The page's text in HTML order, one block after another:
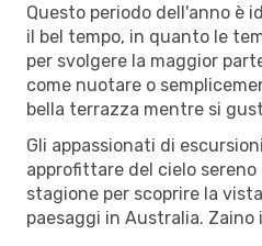
Questo periodo dell'anno è
il bel tempo, in quanto le
per svolgere la maggior
come nuotare o
bella terrazza mentre si
Gli appassionati di
approfittare del cielo
stagione per scoprire la
paesaggi in Australia. Zaino